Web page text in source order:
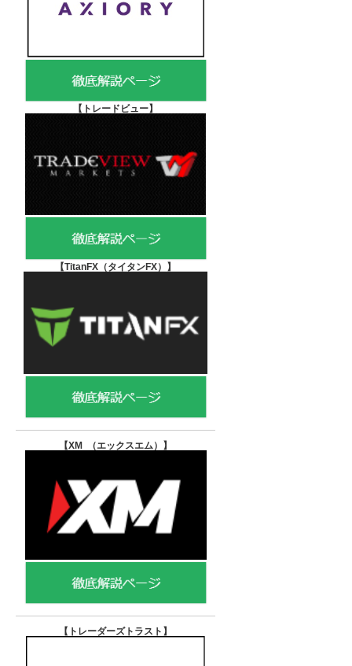
【 トレードビュー】
【TitanFX（タイタンFX） 】
【XM （エックスエム） 】
【トレーダーズトラスト 】